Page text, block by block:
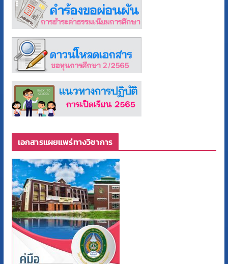
เอกสารแผยแพร่ทางวิชาการ